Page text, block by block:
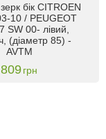
бік CITROEN
10 / PEUGEOT
SW 00- лівий,
(діаметр 85) -
AVTM
809грн